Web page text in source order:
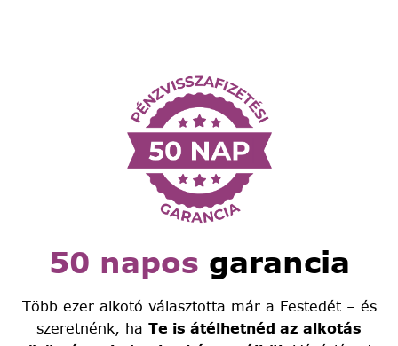
50 napos garancia
Több ezer alkotó választotta már a Festedét – és
szeretnénk, ha Te is átélhetnéd az alkotás